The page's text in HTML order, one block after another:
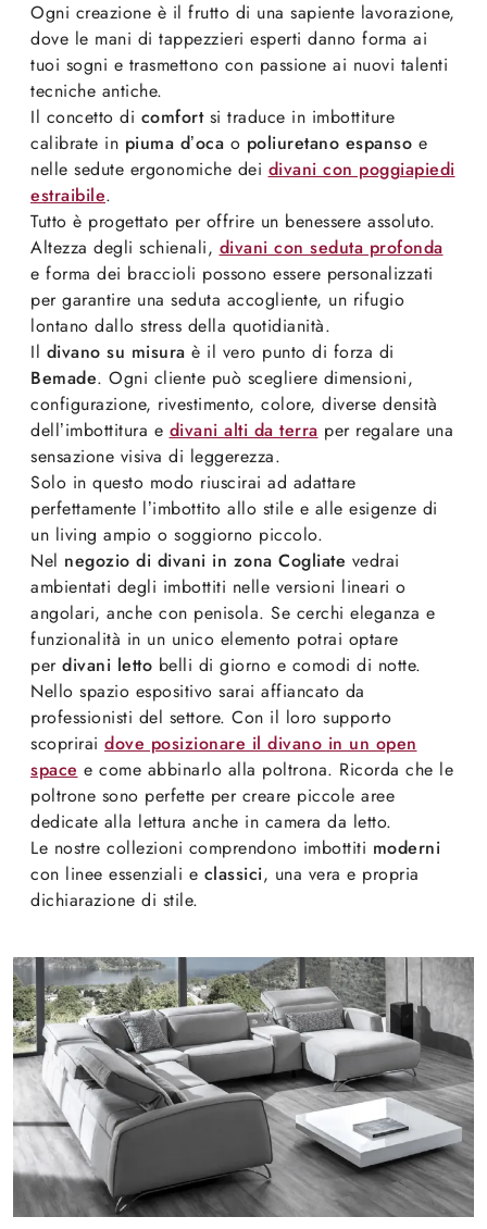
Ogni creazione è il frutto di una sapiente lavorazione,
dove le mani di tappezzieri esperti danno forma ai
tuoi sogni e trasmettono con passione ai nuovi talenti
tecniche antiche.
Il concetto di comfort si traduce in imbottiture
calibrate in piuma d’oca o poliuretano espanso e
nelle sedute ergonomiche dei divani con poggiapiedi
estraibile.
Tutto è progettato per offrire un benessere assoluto.
Altezza degli schienali, divani con seduta profonda
e forma dei braccioli possono essere personalizzati
per garantire una seduta accogliente, un rifugio
lontano dallo stress della quotidianità.
Il divano su misura è il vero punto di forza di
Bemade. Ogni cliente può scegliere dimensioni,
configurazione, rivestimento, colore, diverse densità
dell’imbottitura e divani alti da terra per regalare una
sensazione visiva di leggerezza.
Solo in questo modo riuscirai ad adattare
perfettamente l’imbottito allo stile e alle esigenze di
un living ampio o soggiorno piccolo.
Nel negozio di divani in zona Cogliate vedrai
ambientati degli imbottiti nelle versioni lineari o
angolari, anche con penisola. Se cerchi eleganza e
funzionalità in un unico elemento potrai optare
per divani letto belli di giorno e comodi di notte.
Nello spazio espositivo sarai affiancato da
professionisti del settore. Con il loro supporto
scoprirai dove posizionare il divano in un open
space e come abbinarlo alla poltrona. Ricorda che le
poltrone sono perfette per creare piccole aree
dedicate alla lettura anche in camera da letto.
Le nostre collezioni comprendono imbottiti moderni
con linee essenziali e classici, una vera e propria
dichiarazione di stile.